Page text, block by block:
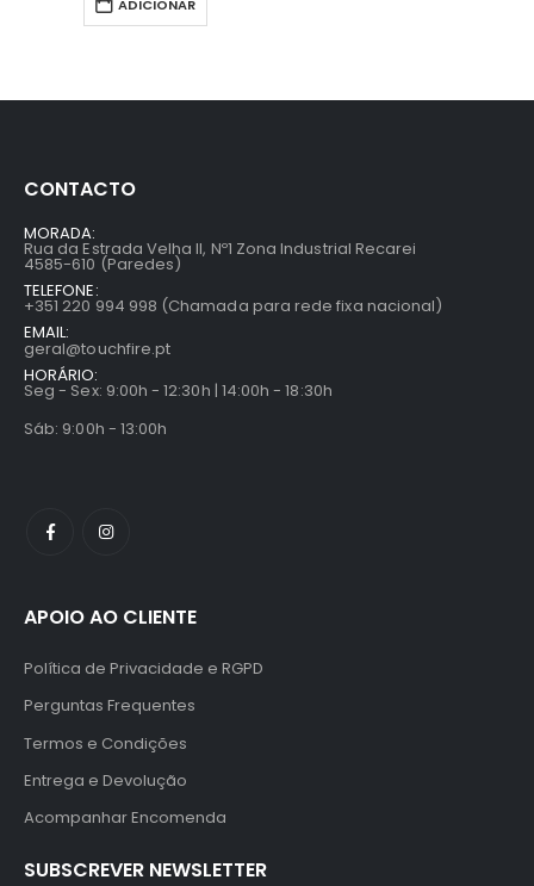
ADICIONAR
CONTACTO
MORADA:
Rua da Estrada Velha II, Nº1 Zona Industrial Recarei
4585-610 (Paredes)
TELEFONE:
+351 220 994 998 (Chamada para rede fixa nacional)
EMAIL:
geral@touchfire.pt
HORÁRIO:
Seg - Sex: 9:00h - 12:30h | 14:00h - 18:30h
Sáb: 9:00h - 13:00h
APOIO AO CLIENTE
Política de Privacidade e RGPD
Perguntas Frequentes
Termos e Condições
Entrega e Devolução
Acompanhar Encomenda
SUBSCREVER NEWSLETTER